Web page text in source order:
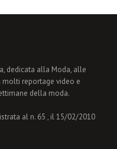
dedicata alla Moda, alle
reportage video e
della moda.
al n. 65 , il 15/02/2010